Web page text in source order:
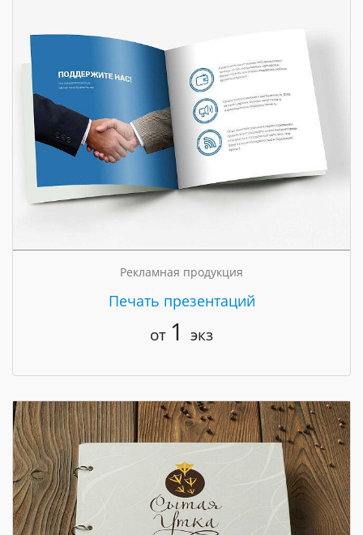
Рекламная продукция
Печать презентаций
от 1 экз